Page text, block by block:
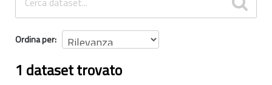
Ordina per
1 dataset trovato